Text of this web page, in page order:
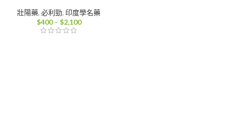
壯陽藥, 必利勁, 印度學名藥
$400 – $2,100價